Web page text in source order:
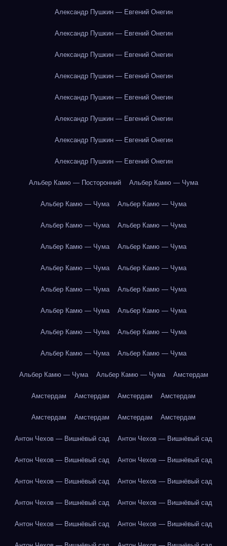
Александр Пушкин — Евгений Онегин
Александр Пушкин — Евгений Онегин
Александр Пушкин — Евгений Онегин
Александр Пушкин — Евгений Онегин
Александр Пушкин — Евгений Онегин
Александр Пушкин — Евгений Онегин
Александр Пушкин — Евгений Онегин
Александр Пушкин — Евгений Онегин
Альбер Камю — Посторонний Альбер Камю — Чума
Альбер Камю — Чума Альбер Камю — Чума
Альбер Камю — Чума Альбер Камю — Чума
Альбер Камю — Чума Альбер Камю — Чума
Альбер Камю — Чума Альбер Камю — Чума
Альбер Камю — Чума Альбер Камю — Чума
Альбер Камю — Чума Альбер Камю — Чума
Альбер Камю — Чума Альбер Камю — Чума
Альбер Камю — Чума Альбер Камю — Чума
Альбер Камю — Чума Альбер Камю — Чума Амстердам
Амстердам Амстердам Амстердам Амстердам
Амстердам Амстердам Амстердам Амстердам
Антон Чехов — Вишнёвый сад Антон Чехов — Вишнёвый сад
Антон Чехов — Вишнёвый сад Антон Чехов — Вишнёвый сад
Антон Чехов — Вишнёвый сад Антон Чехов — Вишнёвый сад
Антон Чехов — Вишнёвый сад Антон Чехов — Вишнёвый сад
Антон Чехов — Вишнёвый сад Антон Чехов — Вишнёвый сад